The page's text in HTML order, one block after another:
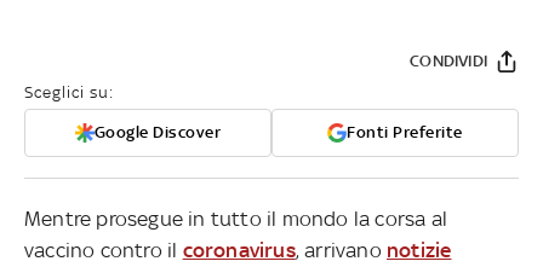
Sceglici su:
Google Discover Fonti Preferite
CONDIVIDI
Mentre prosegue in tutto il mondo la corsa al
vaccino contro il coronavirus, arrivano notizie